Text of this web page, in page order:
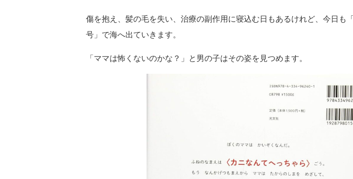
傷を抱え、髪の毛を失い、治療の副作用に寝込む日もあるけれど、今日も
号」で海へ出ていきます。
「ママは怖くないのかな？」と男の子はその姿を見つめます。